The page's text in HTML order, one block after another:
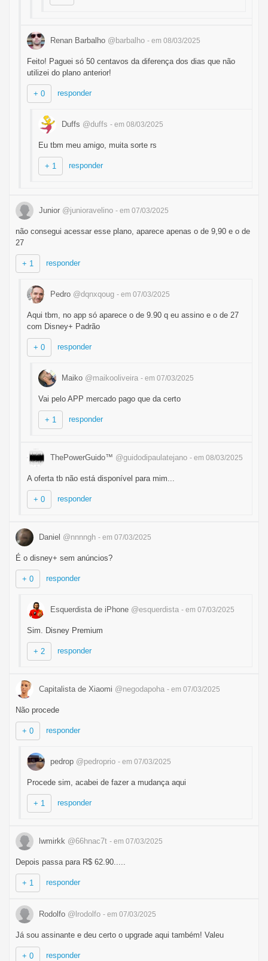
Renan Barbalho @barbalho - em 08/03/2025
Feito! Paguei só 50 centavos da diferença dos dias que não
utilizei do plano anterior!
+ 0 responder
Duffs @duffs - em 08/03/2025
Eu tbm meu amigo, muita sorte rs
+ 1 responder
Junior @junioravelino - em 07/03/2025
não consegui acessar esse plano, aparece apenas o de 9,90 e o de
27
+ 1 responder
Pedro @dqnxqoug - em 07/03/2025
Aqui tbm, no app só aparece o de 9.90 q eu assino e o de 27
com Disney+ Padrão
+ 0 responder
Maiko @maikooliveira - em 07/03/2025
Vai pelo APP mercado pago que da certo
+ 1 responder
ThePowerGuido™ @guidodipaulatejano - em 08/03/2025
A oferta tb não está disponível para mim...
+ 0 responder
Daniel @nnnngh - em 07/03/2025
É o disney+ sem anúncios?
+ 0 responder
Esquerdista de iPhone @esquerdista - em 07/03/2025
Sim. Disney Premium
+ 2 responder
Capitalista de Xiaomi @negodapoha - em 07/03/2025
Não procede
+ 0 responder
pedrop @pedroprio - em 07/03/2025
Procede sim, acabei de fazer a mudança aqui
+ 1 responder
lwmirkk @66hnac7t - em 07/03/2025
Depois passa para R$ 62.90.....
+ 1 responder
Rodolfo @lrodolfo - em 07/03/2025
Já sou assinante e deu certo o upgrade aqui também! Valeu
+ 0 responder